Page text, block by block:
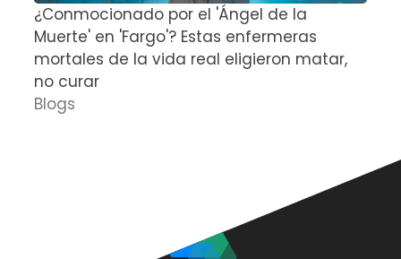
¿Conmocionado por el 'Ángel de la
Muerte' en 'Fargo'? Estas enfermeras
mortales de la vida real eligieron matar,
no curar
Blogs